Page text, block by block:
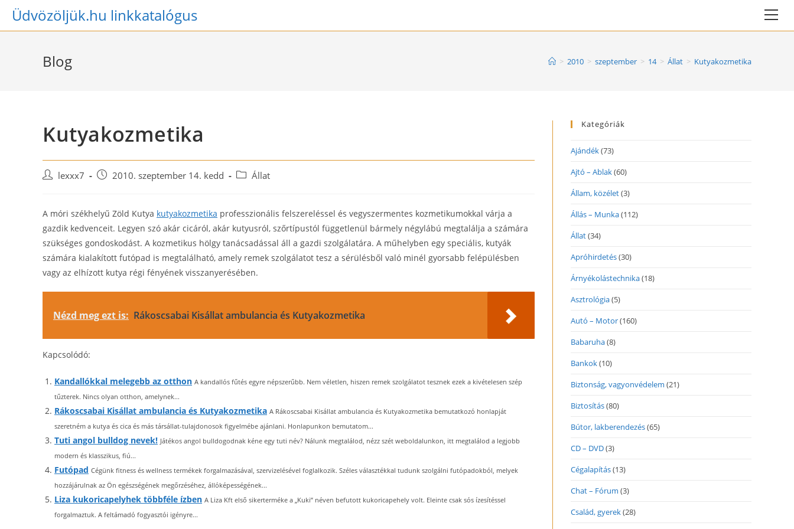
SkipÜdvözöljük.hu linkkatalógus
Blog > 2010 > szeptember > 14 > Állat > Kutyakozmetika
Kutyakozmetika
Post lexxx7
Post 2010. szeptember 14. kedd
PostÁllat
A móri székhelyű Zöld Kutya kutyakozmetika professzionális felszereléssel és vegyszermentes kozmetikumokkal várja a
gazdik kedvenceit. Legyen szó akár cicáról, akár kutyusról, szőrtípustól függetlenül bármely négylábú megtalálja a számára
szükséges gondoskodást. A kozmetikus hölgy tanácsadással áll a gazdi szolgálatára. A műhelyben egy speciális, kutyák
számára kialakított futópad is megtalálható, amely remek szolgálatot tesz a sérülésből való minél gyorsabb felépülésben
vagy az elhízott kutya régi fényének visszanyerésében.
Nézd meg ezt is: Rákoscsabai Kisállat ambulancia és Kutyakozmetika
Kapcsolódó:
Kandallókkal melegebb az otthon A kandallós fűtés egyre népszerűbb. Nem véletlen, hiszen remek szolgálatot tesznek ezek a kivételesen szép
tűzterek. Nincs olyan otthon, amelynek...
Rákoscsabai Kisállat ambulancia és Kutyakozmetika A Rákoscsabai Kisállat ambulancia és Kutyakozmetika bemutatkozó honlapját
szeretném a kutya és cica és más társállat-tulajdonosok figyelmébe ajánlani. Honlapunkon bemutatom...
Tuti angol bulldog nevek! Játékos angol bulldogodnak kéne egy tuti név? Nálunk megtalálod, nézz szét weboldalunkon, itt megtalálod a legjobb
modern és klasszikus, fiú...
Futópad Cégünk fitness és wellness termékek forgalmazásával, szervizelésével foglalkozik. Széles választékkal tudunk szolgálni futópadokból, melyek
hozzájárulnak az Ön egészségének megőrzéséhez, állóképességének...
Liza kukoricapelyhek többféle ízben A Liza Kft első sikerterméke a „Kuki” néven befutott kukoricapehely volt. Eleinte csak sós ízesítéssel
forgalmaztuk. A feltámadó fogyasztói igényre...
Kategóriák
Ajándék(73)
Ajtó – Ablak(60)
Állam, közélet(3)
Állás – Munka(112)
Állat(34)
Apróhirdetés(30)
Árnyékolástechnika(18)
Asztrológia(5)
Autó – Motor(160)
Babaruha(8)
Bankok(10)
Biztonság, vagyonvédelem (21)
Biztosítás(80)
Bútor, lakberendezés(65)
CD – DVD(3)
Cégalapítás(13)
Chat – Fórum (3)
Család, gyerek(28)